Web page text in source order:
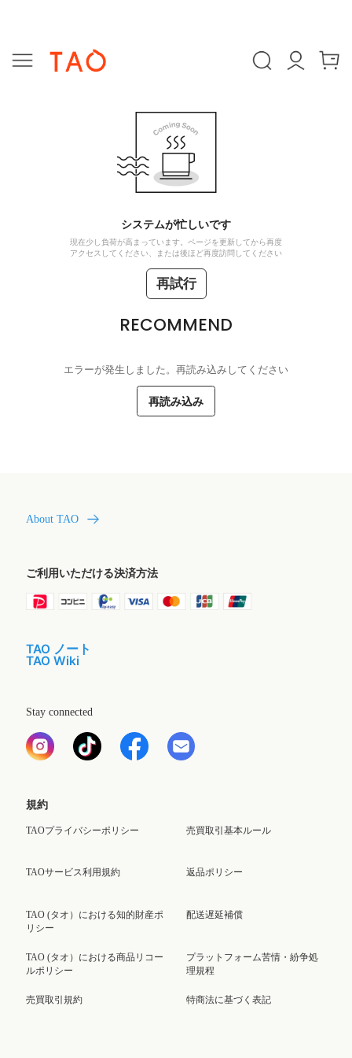
システムが忙しいです
現在少し負荷が高まっています。ページを更新してから再度
アクセスしてください、または後ほど再度訪問してください
再試行
RECOMMEND
エラーが発生しました。再読み込みしてください
再読み込み
About TAO
ご利用いただける決済方法
TAO ノート
TAO Wiki
Stay connected
規約
TAOプライバシーポリシー
TAOサービス利用規約
TAO (タオ）における知的財産ポ
リシー
TAO (タオ）における商品リコー
ルポリシー
売買取引規約
売買取引基本ルール
返品ポリシー
配送遅延補償
プラットフォーム苦情・紛争処
理規程
特商法に基づく表記